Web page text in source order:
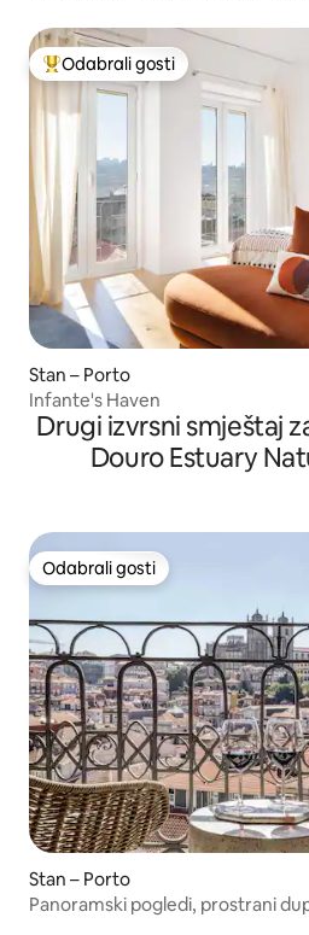
Među najviše rangiranima s
Odabrali gosti
Stan – Porto
Infante's Haven
Drugi izvrsni smještaj
Douro Estuary
Odabrali gosti
Odabrali gosti
Stan – Porto
Panoramski pogledi, prostrani